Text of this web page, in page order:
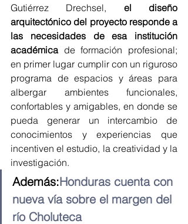
Gutiérrez Drechsel, el diseño
arquitectónico del proyecto responde a
las necesidades de esa institución
académica de formación profesional;
en primer lugar cumplir con un riguroso
programa de espacios y áreas para
albergar ambientes funcionales,
confortables y amigables, en donde se
pueda generar un intercambio de
conocimientos y experiencias que
incentiven el estudio, la creatividad y la
investigación.
Además:Honduras cuenta con
nueva vía sobre el margen del
río Choluteca